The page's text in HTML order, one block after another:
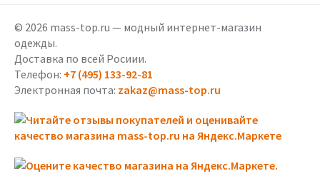
© 2026 mass-top.ru — модный интернет-магазин
одежды.
Доставка по всей Росиии.
Телефон: +7 (495) 133-92-81
Электронная почта: zakaz@mass-top.ru